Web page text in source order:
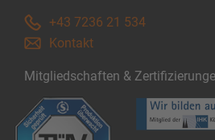
+43 7236 21 534
Kontakt
Mitgliedschaften &